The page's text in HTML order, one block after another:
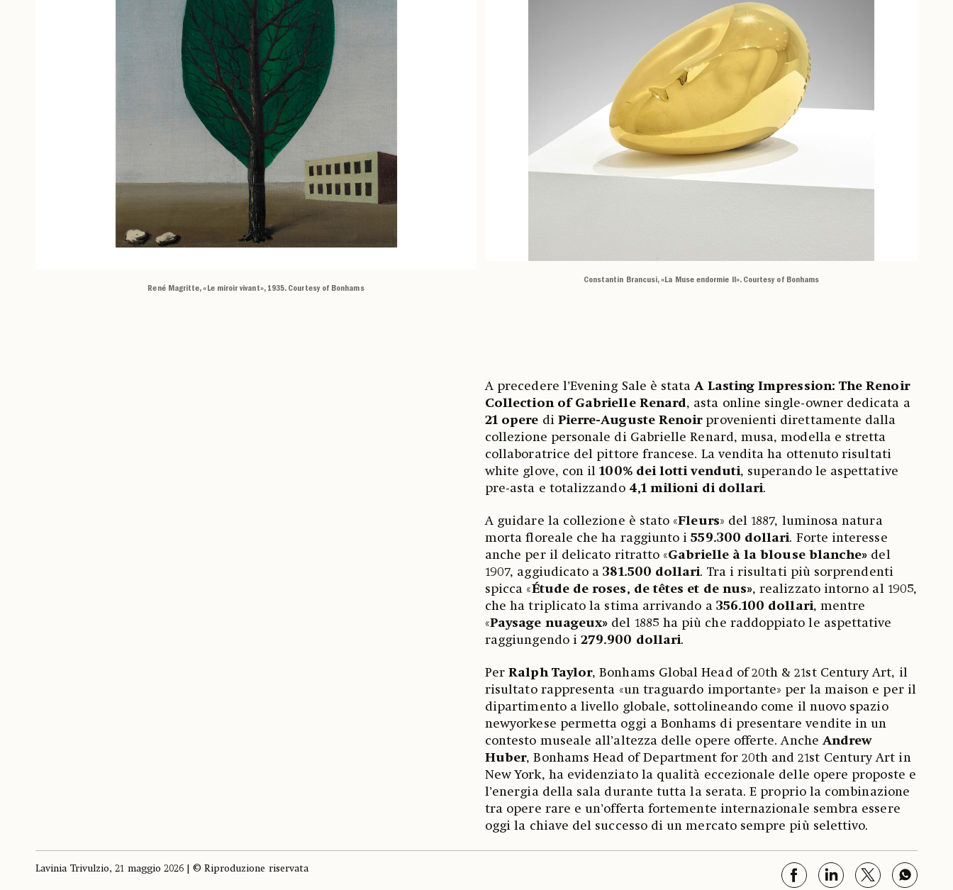
René Magritte, «Le miroir vivant», 1935. Courtesy of Bonhams
Constantin Brancusi, «La Muse endormie II». Courtesy of Bonhams
A precedere l’Evening Sale è stataA Lasting Impression: The Renoir
Collection of Gabrielle Renard, asta online single-owner dedicata a
21 opere di Pierre-Auguste Renoir provenienti direttamente dalla
collezione personale di Gabrielle Renard, musa, modella e stretta
collaboratrice del pittore francese. La vendita ha ottenuto risultati
white glove, con il100% dei lotti venduti, superando le aspettative
pre-asta e totalizzando 4,1 milioni di dollari.
A guidare la collezione è stato «Fleurs» del 1887, luminosa natura
morta floreale che ha raggiunto i559.300 dollari. Forte interesse
anche per il delicato ritratto «Gabrielle à la blouse blanche» del
1907, aggiudicato a381.500 dollari. Tra i risultati più sorprendenti
spicca «Étude de roses, de têtes et de nus», realizzato intorno al 1905,
che ha triplicato la stima arrivando a 356.100 dollari, mentre
«Paysage nuageux» del 1885 ha più che raddoppiato le aspettative
raggiungendo i279.900 dollari.
PerRalph Taylor, Bonhams Global Head of 20th & 21st Century Art, il
risultato rappresenta «un traguardo importante» per la maison e per il
dipartimento a livello globale, sottolineando come il nuovo spazio
newyorkese permetta oggi a Bonhams di presentare vendite in un
contesto museale all’altezza delle opere offerte. Anche Andrew
Huber, Bonhams Head of Department for 20th and 21st Century Art in
New York, ha evidenziato la qualità eccezionale delle opere proposte e
l’energia della sala durante tutta la serata. E proprio la combinazione
tra opere rare e un’offerta fortemente internazionale sembra essere
oggi la chiave del successo di un mercato sempre più selettivo.
Lavinia Trivulzio, 21 maggio 2026 | © Riproduzione riservata